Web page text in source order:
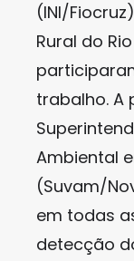
(INI/
Rural do
trabalho. A
Ambiental
(Suvam/
em todas
detecção